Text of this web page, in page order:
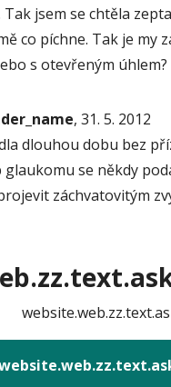
jsem se chtěla
co píchne. Tak je
s otevřeným úhlem?
, 31. 5. 2012
dlouhou dobu bez
se někdy
záchvatovitým